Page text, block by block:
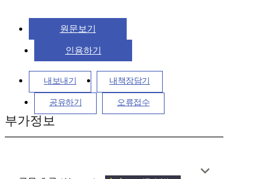
원문보기
인용하기
내보내기 내책장담기
공유하기 오류접수
부가정보